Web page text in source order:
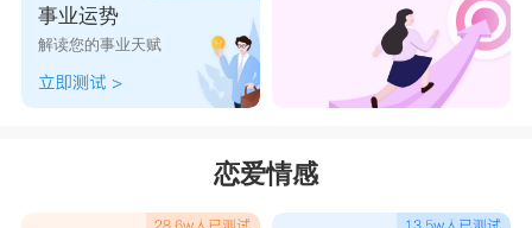
事业运势
解读您的事业天赋
恋爱情感